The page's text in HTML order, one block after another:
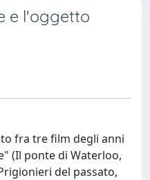
e l'oggetto
fra tre film degli anni
(Il ponte di Waterloo,
del passato,